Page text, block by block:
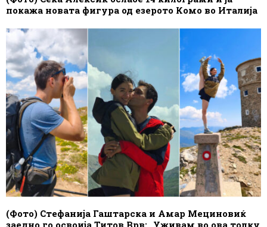
покажа новата фигура од езерото Комо во Италија
(Фото) Стефанија Гаштарска и Амар Мециновиќ